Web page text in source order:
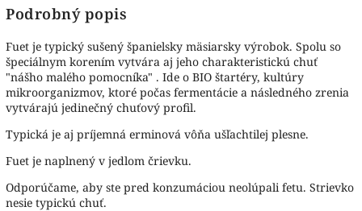
Podrobný popis
Fuet je typický sušený španielsky mäsiarsky výrobok. Spolu so
špeciálnym korením vytvára aj jeho charakteristickú chuť
"nášho malého pomocníka" . Ide o BIO štartéry, kultúry
mikroorganizmov, ktoré počas fermentácie a následného zrenia
vytvárajú jedinečný chuťový profil.
Typická je aj príjemná erminová vôňa ušľachtilej plesne.
Fuet je naplnený v jedlom črievku.
Odporúčame, aby ste pred konzumáciou neolúpali fetu. Strievko
nesie typickú chuť.